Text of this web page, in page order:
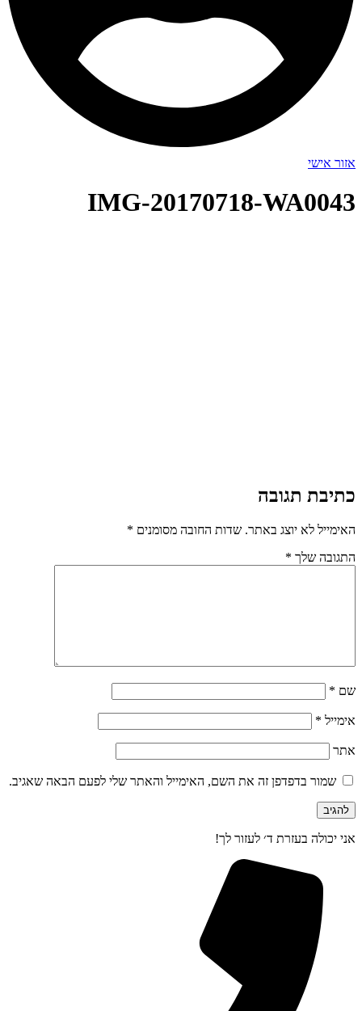
אזור אישי
IMG-20170718-WA0043
כתיבת תגובה
האימייל לא יוצג באתר. שדות החובה מסומנים *
התגובה שלך *
שם *
אימייל *
אתר
שמור בדפדפן זה את השם, האימייל והאתר שלי לפעם הבאה שאגיב.
אני יכולה בעזרת ד׳ לעזור לך!